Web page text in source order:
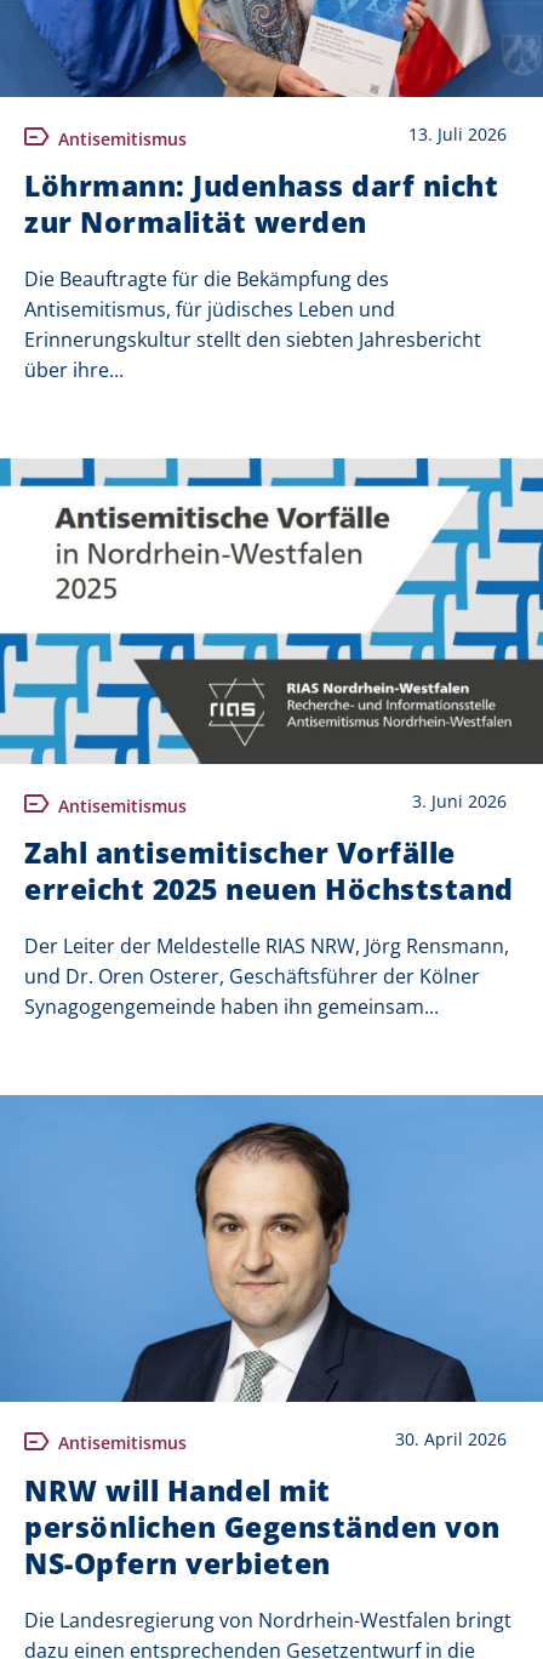
Antisemitismus 13. Juli 2026
Löhrmann: Judenhass darf nicht
zur Normalität werden
Die Beauftragte für die Bekämpfung des
Antisemitismus, für jüdisches Leben und
Erinnerungskultur stellt den siebten Jahresbericht
über ihre...
Antisemitismus 3. Juni 2026
Zahl antisemitischer Vorfälle
erreicht 2025 neuen Höchststand
Der Leiter der Meldestelle RIAS NRW, Jörg Rensmann,
und Dr. Oren Osterer, Geschäftsführer der Kölner
Synagogengemeinde haben ihn gemeinsam...
Antisemitismus 30. April 2026
NRW will Handel mit
persönlichen Gegenständen von
NS-Opfern verbieten
Die Landesregierung von Nordrhein-Westfalen bringt
dazu einen entsprechenden Gesetzentwurf in die